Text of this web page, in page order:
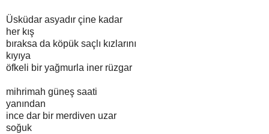
Üsküdar asyadır çine kadar
her kış
bıraksa da köpük saçlı kızlarını
kıyıya
öfkeli bir yağmurla iner rüzgar
mihrimah güneş saati
yanından
ince dar bir merdiven uzar
soğuk